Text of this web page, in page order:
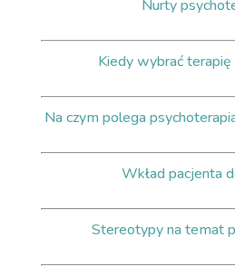
Nurty
Kiedy wybrać terapię
Na czym polega
Wkład pacjenta
Stereotypy na temat